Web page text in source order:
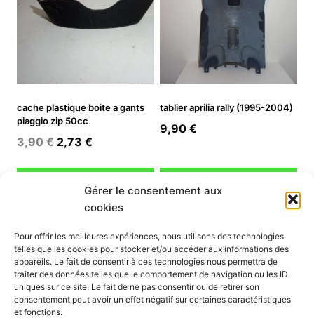
Gérer le consentement aux
cookies
Pour offrir les meilleures expériences, nous utilisons des technologies
telles que les cookies pour stocker et/ou accéder aux informations des
appareils. Le fait de consentir à ces technologies nous permettra de
traiter des données telles que le comportement de navigation ou les ID
uniques sur ce site. Le fait de ne pas consentir ou de retirer son
consentement peut avoir un effet négatif sur certaines caractéristiques
et fonctions.
cache plastique boite a gants
piaggio zip 50cc
3,90€ Le
initial
était :
3,90 €.
2,73 €
actuel
est :
2,73 €.
tablier aprilia rally (1995-2004)
9,90 €
INFORMATION
Mon compte
Nous contacter
Mode paiement
Nos services